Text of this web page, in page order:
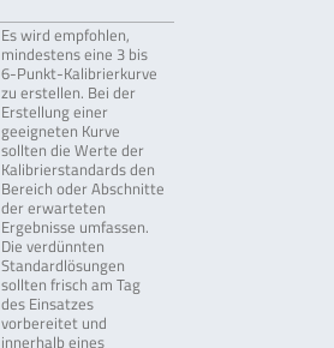
Es wird empfohlen,
mindestens eine 3 bis
6-Punkt-Kalibrierkurve
zu erstellen. Bei der
Erstellung einer
geeigneten Kurve
sollten die Werte der
Kalibrierstandards den
Bereich oder Abschnitte
der erwarteten
Ergebnisse umfassen.
Die verdünnten
Standardlösungen
sollten frisch am Tag
des Einsatzes
vorbereitet und
innerhalb eines